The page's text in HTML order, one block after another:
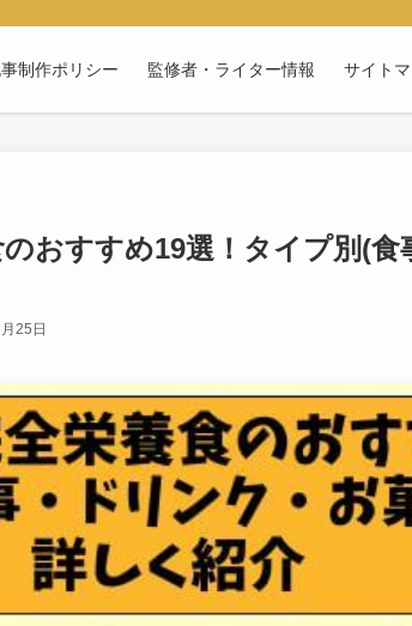
制作ポリシー 監修者・ライター情報 サイト
のおすすめ19選！タイプ別(
25日